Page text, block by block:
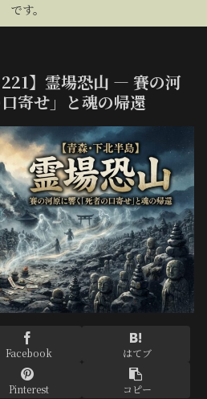
です。
221】霊場恐山 — 賽の河
寄せ」と魂の帰還
Facebook はてブ
Pinterest コピー